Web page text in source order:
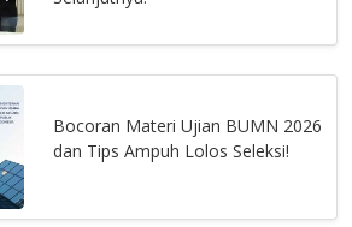
Bocoran Materi Ujian BUMN 2026
dan Tips Ampuh Lolos Seleksi!